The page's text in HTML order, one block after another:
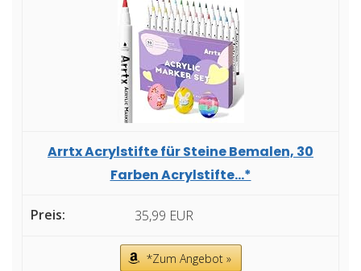
Arrtx Acrylstifte für Steine Bemalen, 30
Farben Acrylstifte...*
35,99 EUR
*Zum Angebot »